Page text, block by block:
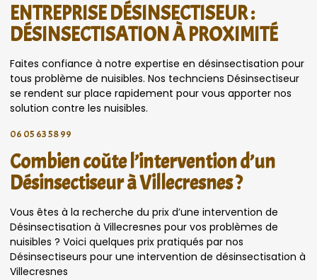
ENTREPRISE DÉSINSECTISEUR :
DÉSINSECTISATION À PROXIMITÉ
Faites confiance à notre expertise en désinsectisation pour
tous problème de nuisibles. Nos technciens Désinsectiseur
se rendent sur place rapidement pour vous apporter nos
solution contre les nuisibles.
06 05 63 58 99
Combien coûte l’intervention d’un
Désinsectiseur à Villecresnes ?
Vous êtes à la recherche du prix d’une intervention de
Désinsectisation à Villecresnes pour vos problèmes de
nuisibles ? Voici quelques prix pratiqués par nos
Désinsectiseurs pour une intervention de désinsectisation à
Villecresnes